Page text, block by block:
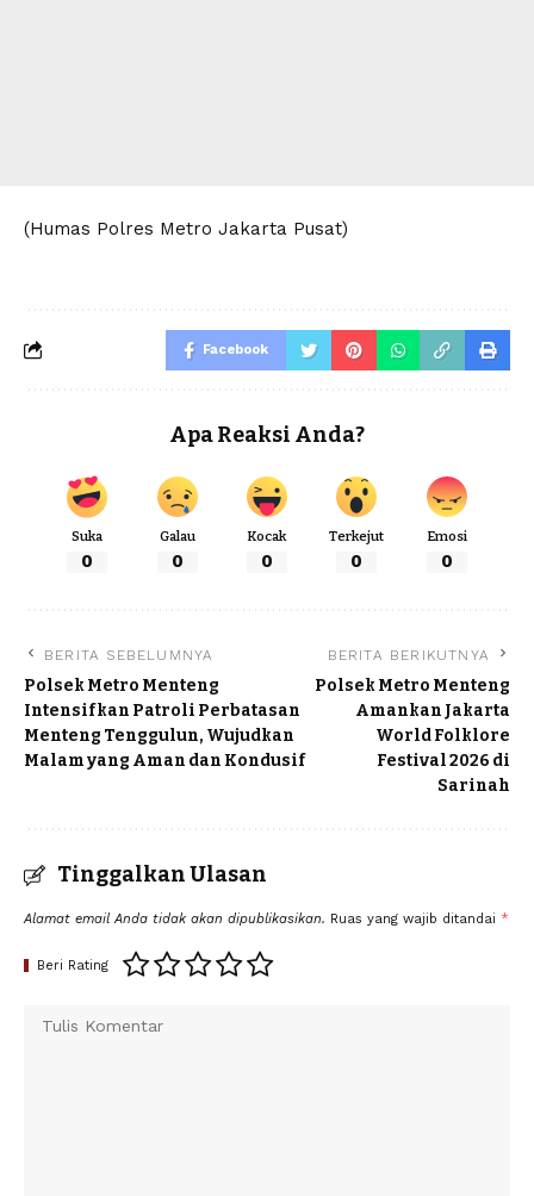
(Humas Polres Metro Jakarta Pusat)
Facebook
Apa Reaksi Anda?
Suka
0
Galau
0
Kocak
0
Terkejut
0
Emosi
0
BERITA SEBELUMNYA
Polsek Metro Menteng
Intensifkan Patroli Perbatasan
Menteng Tenggulun, Wujudkan
Malam yang Aman dan Kondusif
BERITA BERIKUTNYA
Polsek Metro Menteng
Amankan Jakarta
World Folklore
Festival 2026 di
Sarinah
Tinggalkan Ulasan
Alamat email Anda tidak akan dipublikasikan. Ruas yang wajib ditandai *
Beri Rating